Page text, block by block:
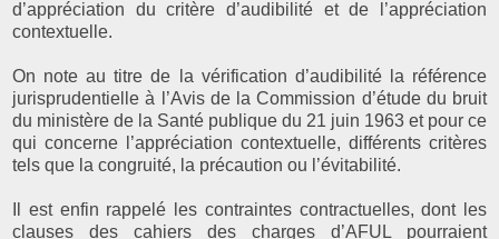
d’appréciation du critère d’audibilité et de l’appréciation
contextuelle.
On note au titre de la vérification d’audibilité la référence
jurisprudentielle à l’Avis de la Commission d’étude du bruit
du ministère de la Santé publique du 21 juin 1963 et pour ce
qui concerne l’appréciation contextuelle, différents critères
tels que la congruité, la précaution ou l’évitabilité.
Il est enfin rappelé les contraintes contractuelles, dont les
clauses des cahiers des charges d’AFUL pourraient